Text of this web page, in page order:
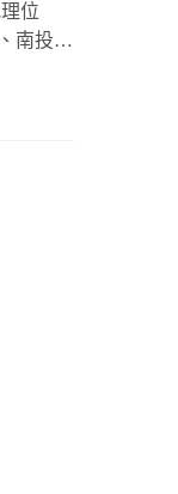
位
南投縣
個超